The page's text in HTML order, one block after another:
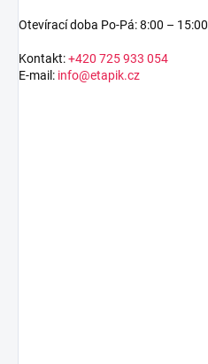
Otevírací doba Po-Pá: 8:00 – 15:00
Kontakt:+420 725 933 054
E-mail: info@etapik.cz